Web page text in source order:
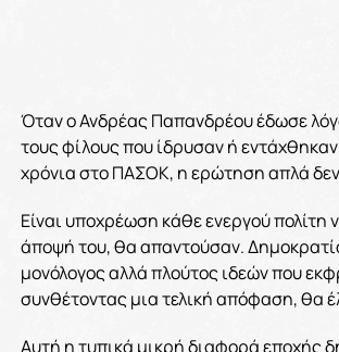
Όταν ο Ανδρέας Παπανδρέου έδωσε
τους φίλους που ίδρυσαν ή
χρόνια στο ΠΑΣΟΚ, η ερώτηση απλά δεν
Είναι υποχρέωση κάθε ενεργού πολίτη
άποψή του, θα απαντούσαν.
μονόλογος αλλά πλούτος ιδεών που
συνθέτοντας μια τελική απόφαση, θα
Αυτή η τυπικά μικρή διαφορά εποχής